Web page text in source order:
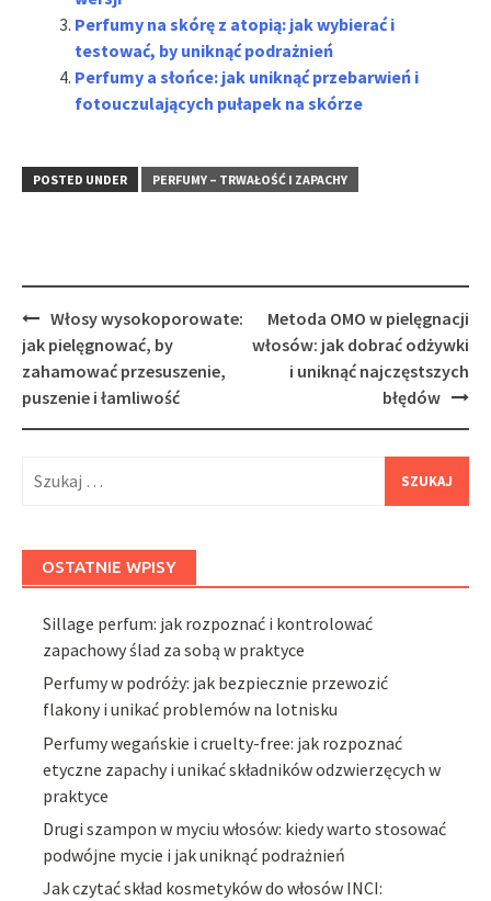
Perfumy na skórę z atopią: jak wybierać i
testować, by uniknąć podrażnień
Perfumy a słońce: jak uniknąć przebarwień i
fotouczulających pułapek na skórze
POSTED UNDER PERFUMY – TRWAŁOŚĆ I ZAPACHY
Post
navigation
Włosy wysokoporowate:
jak pielęgnować, by
zahamować przesuszenie,
puszenie i łamliwość
Metoda OMO w pielęgnacji
włosów: jak dobrać odżywki
i uniknąć najczęstszych
błędów
OSTATNIE WPISY
Sillage perfum: jak rozpoznać i kontrolować
zapachowy ślad za sobą w praktyce
Perfumy w podróży: jak bezpiecznie przewozić
flakony i unikać problemów na lotnisku
Perfumy wegańskie i cruelty-free: jak rozpoznać
etyczne zapachy i unikać składników odzwierzęcych w
praktyce
Drugi szampon w myciu włosów: kiedy warto stosować
podwójne mycie i jak uniknąć podrażnień
Jak czytać skład kosmetyków do włosów INCI: